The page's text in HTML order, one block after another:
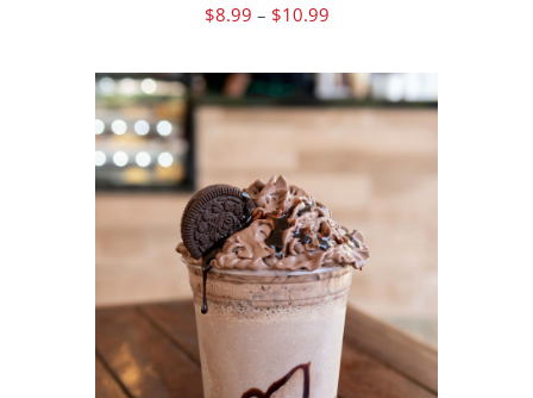
$8.99 – $10.99
ADD TO CART / DETAILS